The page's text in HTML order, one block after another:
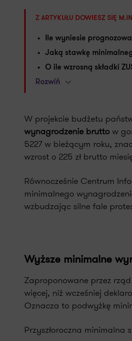
Z ARTYKUŁU DOWIESZ SIĘ
Ile wyniesie
Jaką stawkę
O ile wzrosną składki
Rozwiń
W projekcie budżetu
wynagrodzenie bruttow
5227 w bieżącym roku,
wzrost o 225 zł brutto
Równocześnie Centrum
minimalnego
wzbudzając silne fale
Wyższe minimalne
Zaproponowane przez rząd
więcej, niż wcześniej
Oznacza to podwyżkę
Przyszłoroczna minimalna